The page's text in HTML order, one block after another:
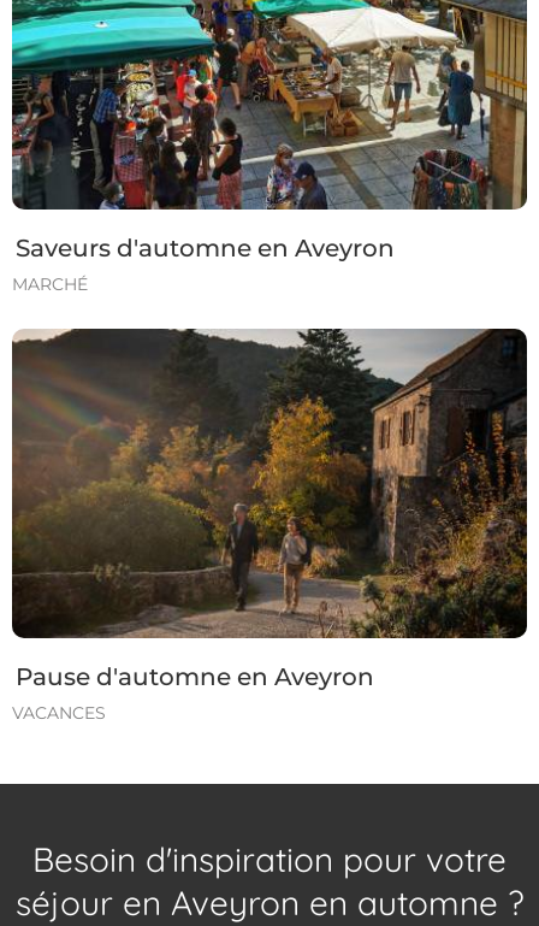
Saveurs d'automne en Aveyron
MARCHÉ
Pause d'automne en Aveyron
VACANCES
Besoin d'inspiration pour votre
séjour en Aveyron en automne ?